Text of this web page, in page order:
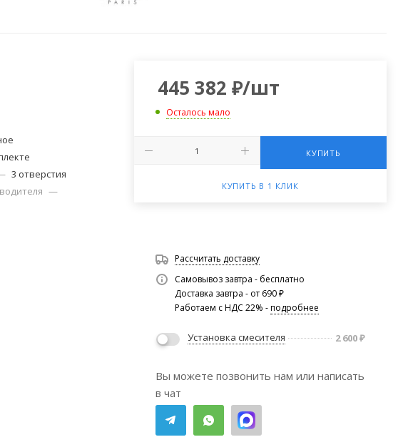
3 отверстия
—
445 382 ₽/шт
Осталось мало
КУПИТЬ
КУПИТЬ В 1 КЛИК
Рассчитать доставку
Самовывоз завтра - бесплатно
Доставка завтра - от 690 ₽
Работаем с НДС 22% -подробнее
Установка смесителя 2 600₽
Вы можете позвонить нам или написать
в чат